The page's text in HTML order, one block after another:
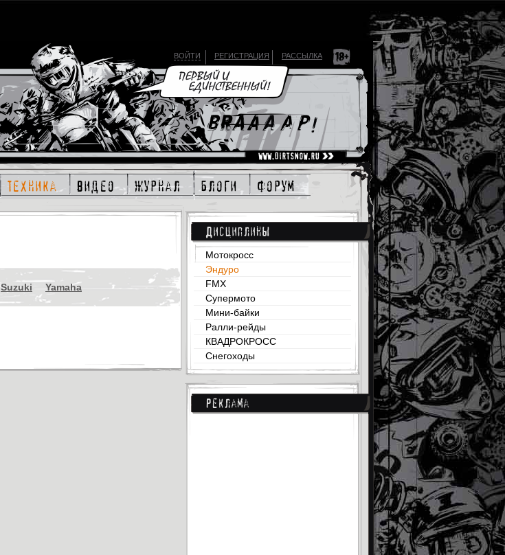
техника видео журнал блоги форум
ВОЙТИ РЕГИСТРАЦИЯ РАССЫЛКА
Suzuki Yamaha
Дисциплины
Мотокросс
Эндуро
FMX
Супермото
Мини-байки
Ралли-рейды
КВАДРОКРОСС
Снегоходы
Реклама